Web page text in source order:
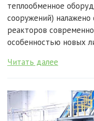
теплообменное
сооружений)
реакторов
особенностью новых
Читать далее